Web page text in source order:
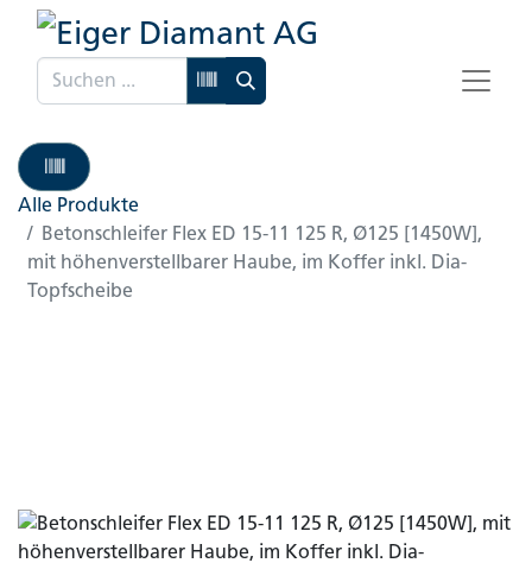
Alle Produkte
Betonschleifer Flex ED 15-11 125 R, Ø125 [1450W],
mit höhenverstellbarer Haube, im Koffer inkl. Dia-
Topfscheibe